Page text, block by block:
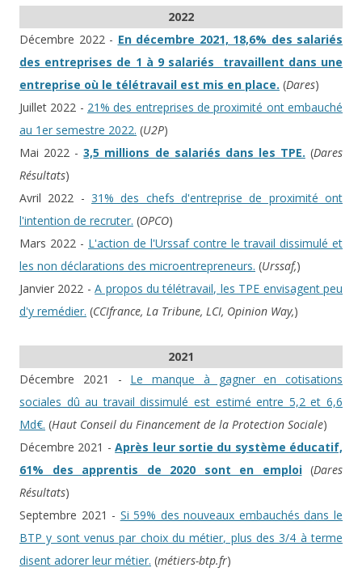
2022
Décembre 2022 - En décembre 2021, 18,6% des salariés
des entreprises de 1 à 9 salariés travaillent dans une
entreprise où le télétravail est mis en place. (Dares)
Juillet 2022 - 21% des entreprises de proximité ont embauché
au 1er semestre 2022. (U2P)
Mai 2022 -3,5 millions de salariés dans les TPE. (Dares
Résultats)
Avril 2022 - 31% des chefs d'entreprise de proximité ont
l'intention de recruter. (OPCO)
Mars 2022 - L'action de l'Urssaf contre le travail dissimulé et
les non déclarations des microentrepreneurs. (Urssaf,)
Janvier 2022 -A propos du télétravail, les TPE envisagent peu
d'y remédier. (CCIfrance, La Tribune, LCI, Opinion Way,)
2021
Décembre 2021 - Le manque à gagner en cotisations
sociales dû au travail dissimulé est estimé entre 5,2 et 6,6
Md€. (Haut Conseil du Financement de la Protection Sociale)
Décembre 2021 -Après leur sortie du système éducatif,
61% des apprentis de 2020 sont en emploi(Dares
Résultats)
Septembre 2021 - Si 59% des nouveaux embauchés dans le
BTP y sont venus par choix du métier, plus des 3/4 à terme
disent adorer leur métier. (métiers-btp.fr)